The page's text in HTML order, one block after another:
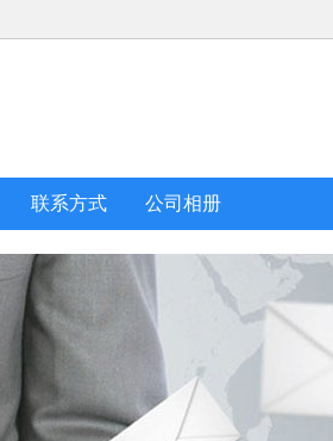
联系方式 公司相册